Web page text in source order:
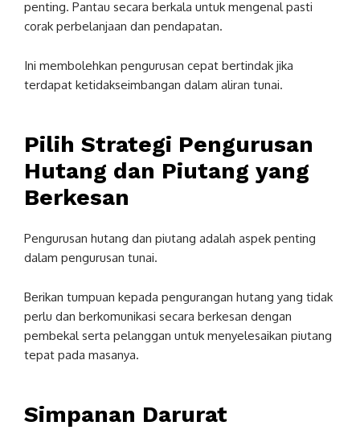
penting. Pantau secara berkala untuk mengenal pasti
corak perbelanjaan dan pendapatan.
Ini membolehkan pengurusan cepat bertindak jika
terdapat ketidakseimbangan dalam aliran tunai.
Pilih Strategi Pengurusan
Hutang dan Piutang yang
Berkesan
Pengurusan hutang dan piutang adalah aspek penting
dalam pengurusan tunai.
Berikan tumpuan kepada pengurangan hutang yang tidak
perlu dan berkomunikasi secara berkesan dengan
pembekal serta pelanggan untuk menyelesaikan piutang
tepat pada masanya.
Simpanan Darurat